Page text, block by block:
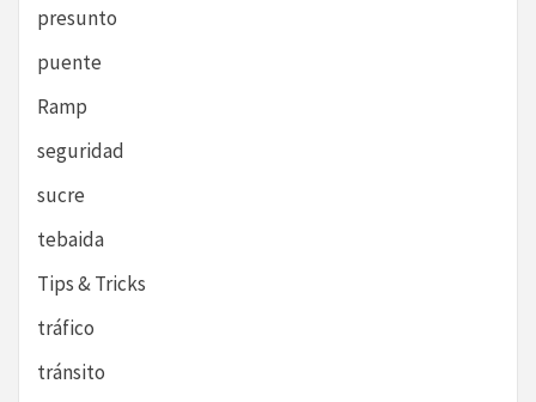
presunto
puente
Ramp
seguridad
sucre
tebaida
Tips & Tricks
tráfico
tránsito